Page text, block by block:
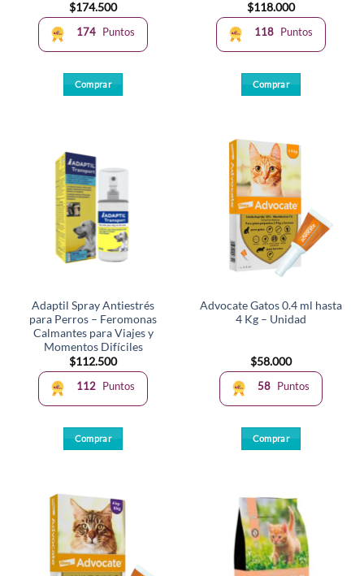
$174.500
174 Puntos
Comprar
$118.000
118 Puntos
Comprar
Adaptil Spray Antiestrés
para Perros – Feromonas
Calmantes para Viajes y
Momentos Difíciles
$112.500
112 Puntos
Comprar
Advocate Gatos 0.4 ml hasta
4 Kg – Unidad
$58.000
58 Puntos
Comprar